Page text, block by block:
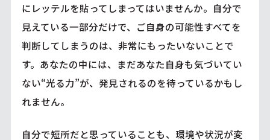
にレッテルを貼ってしまってはいませんか。自分で
見えている一部分だけで、ご自身の可能性すべてを
判断してしまうのは、非常にもったいないことで
す。あなたの中には、まだあなた自身も気づいてい
ない“光る力”が、発見されるのを待っているかもし
れません。
自分で短所だと思っていることも、環境や状況が変